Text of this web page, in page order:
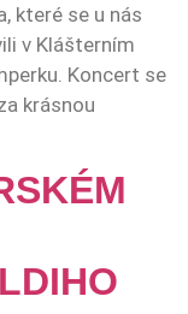
které se u nás
v Klášterním
Koncert se
krásnou